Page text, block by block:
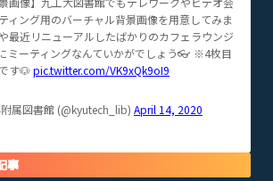
ィング用のバーチャル背景画像を用意してみま
最近リニューアルしたばかりのカフェラウンジ
ミーティングなんていかがでしょう👓 ※4枚目
す🐶pic.twitter.com/VK9xQk9oI9
属図書館 (@kyutech_lib) April 14, 2020
事